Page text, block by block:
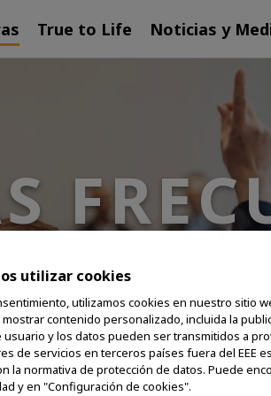
True to Life Noticias y
utilizar cookies
utilizamos cookies en nuestro sitio
contenido personalizado, incluida la
y los datos pueden ser transmitidos a
de servicios en terceros países fuera del EEE
la normativa de protección de datos. Puede
y en "Configuración de cookies".